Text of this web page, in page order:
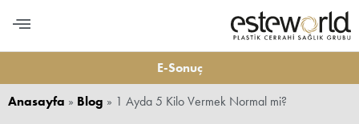
E-Sonuç
Anasayfa » Blog » 1 Ayda 5 Kilo Vermek Normal mi?